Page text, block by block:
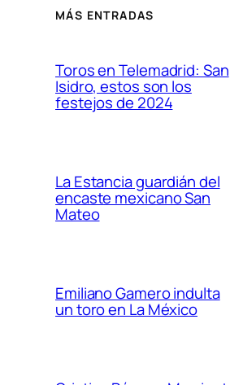
MÁS ENTRADAS
Toros en Telemadrid: San
Isidro, estos son los
festejos de 2024
La Estancia guardián del
encaste mexicano San
Mateo
Emiliano Gamero indulta
un toro en La México